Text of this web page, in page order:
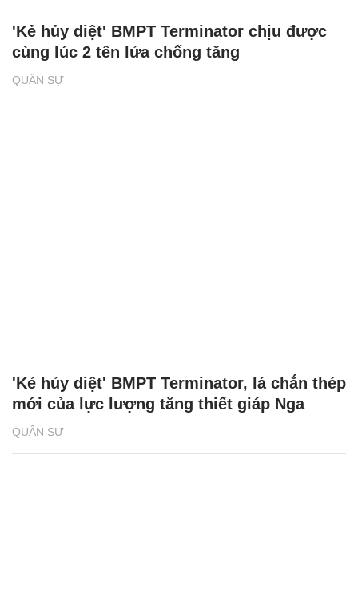
QUÂN SỰ
'Kẻ hủy diệt' BMPT Terminator chịu được
cùng lúc 2 tên lửa chống tăng
QUÂN SỰ
'Kẻ hủy diệt' BMPT Terminator, lá chắn thép
mới của lực lượng tăng thiết giáp Nga